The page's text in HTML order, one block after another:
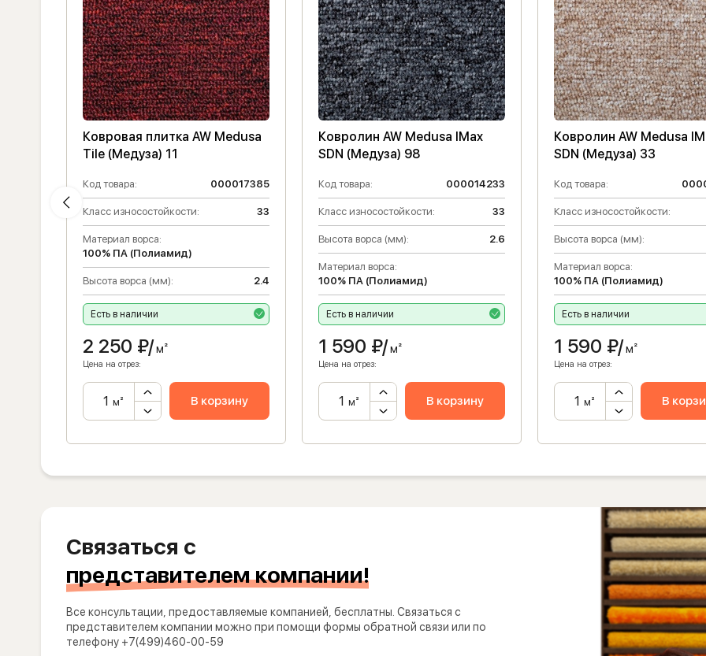
Ковровая плитка AW Medusa
Tile (Медуза) 11
Код товара: 000017385
Класс износостойкости: 33
Материал ворса:
100% ПА (Полиамид)
Высота ворса (мм): 2.4
Есть в наличии
2 250 ₽/м²
Цена на отрез:
м² В корзину
Ковролин AW Medusa IMax
SDN (Медуза) 98
Код товара: 000014233
Класс износостойкости: 33
Высота ворса (мм): 2.6
Материал ворса:
100% ПА (Полиамид)
Есть в наличии
1 590 ₽/м²
Цена на отрез:
м² В корзину
Ковролин AW Medusa
SDN (Медуза) 33
Код товара:
Класс износостойкости:
Высота ворса (мм):
Материал ворса:
100% ПА (Полиамид)
Есть в наличии
1 590 ₽/м²
Цена на отрез:
м² В
Связаться с
представителем компании!
Все консультации, предоставляемые компанией, бесплатны. Связаться с
представителем компании можно при помощи формы обратной связи или по
телефону +7(499)460-00-59